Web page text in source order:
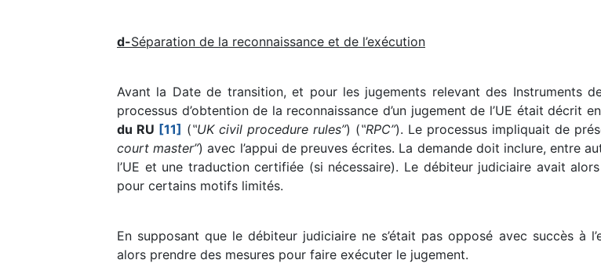
d-Séparation de la reconnaissance et de l’exécution
Avant la Date de transition, et pour les jugements relevant des Instruments
processus d’obtention de la reconnaissance d’un jugement de l’UE était décrit
du RU [11] (‟UK civil procedure rules”) (‟RPC”). Le processus impliquait de
court master”) avec l’appui de preuves écrites. La demande doit inclure, entre
l’UE et une traduction certifiée (si nécessaire). Le débiteur judiciaire avait
pour certains motifs limités.
En supposant que le débiteur judiciaire ne s’était pas opposé avec succès à
alors prendre des mesures pour faire exécuter le jugement.